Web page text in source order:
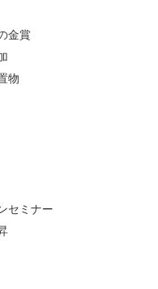
金賞
物
セミナー